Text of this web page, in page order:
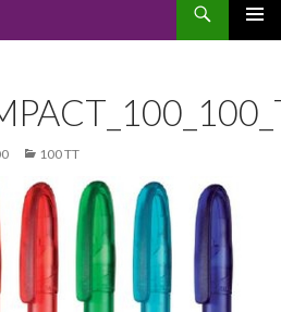
100 TT